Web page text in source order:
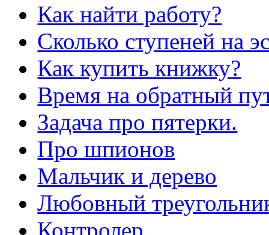
Как найти работу?
Сколько ступеней на
Как купить книжку?
Время на обратный
Задача про пятерки.
Про шпионов
Мальчик и дерево
Любовный
Контролер